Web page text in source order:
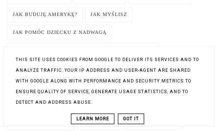
JAK BUDUJĘ AMERYKĘ? JAK MYŚLISZ
JAK POMÓC DZIECKU Z NADWAGĄ
JAK WINSTON URATOWAŁ ŚWIĘTA JAK WYDAC KSIAZKE
JAKUB BIELIKOWSKI JAKUB ĆWIEK
JAMES BLISH JAMES HIBBERD
THIS SITE USES COOKIES FROM GOOGLE TO DELIVER ITS SERVICES AND TO
ANALYZE TRAFFIC. YOUR IP ADDRESS AND USER-AGENT ARE SHARED
WITH GOOGLE ALONG WITH PERFORMANCE AND SECURITY METRICS TO
ENSURE QUALITY OF SERVICE, GENERATE USAGE STATISTICS, AND TO
DETECT AND ADDRESS ABUSE.
LEARN MORE GOT IT